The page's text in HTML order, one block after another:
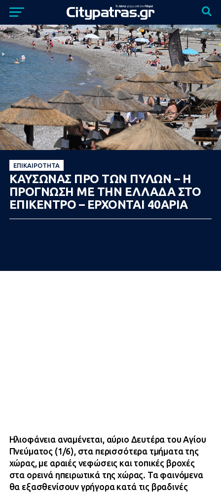
ΕΠΙΚΑΙΡΌΤΗΤΑ
ΚΑΥΣΩΝΑΣ ΠΡΟ ΤΩΝ ΠΥΛΩΝ – Η
ΠΡΟΓΝΩΣΗ ΜΕ ΤΗΝ ΕΛΛΑΔΑ ΣΤΟ
ΕΠΙΚΕΝΤΡΟ – ΕΡΧΟΝΤΑΙ 40ΑΡΙΑ
Ηλιοφάνεια αναμένεται, αύριο Δευτέρα του Αγίου
Πνεύματος (1/6), στα περισσότερα τμήματα της
χώρας, με αραιές νεφώσεις και τοπικές βροχές
στα ορεινά ηπειρωτικά της χώρας. Τα φαινόμενα
θα εξασθενίσουν γρήγορα κατά τις βραδινές